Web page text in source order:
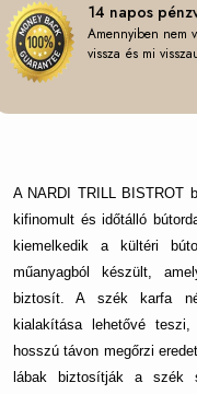
14 napos
Amennyiben nem
vissza és mi
A NARDI TRILL BISTROT
kifinomult és időtálló
kiemelkedik a kültéri
műanyagból készült,
biztosít. A szék karfa
kialakítása lehetővé
hosszú távon megőrzi
lábak biztosítják a szék